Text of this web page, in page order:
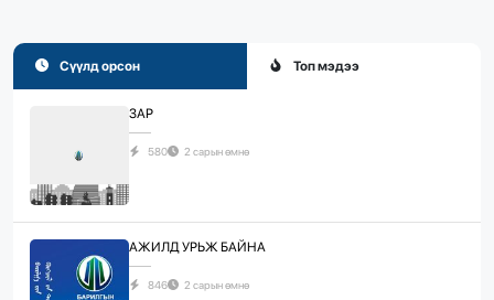
Сүүлд орсон Топ мэдээ
ЗАР
580 2 сарын өмнө
АЖИЛД УРЬЖ БАЙНА
846 2 сарын өмнө